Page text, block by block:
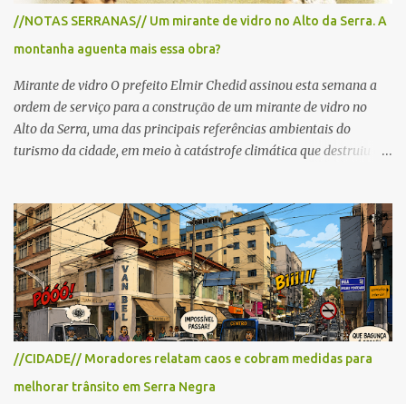
para cerca de 2.000 ciclistas, às 6h30. De acordo com o
cronograma da organização e de todas as prefeituras envolvidas,
as interdições ocorrerão de forma programada e os trechos serão
//NOTAS SERRANAS// Um mirante de vidro no Alto da Serra. A
montanha aguenta mais essa obra?
Mirante de vidro O prefeito Elmir Chedid assinou esta semana a
ordem de serviço para a construção de um mirante de vidro no
Alto da Serra, uma das principais referências ambientais do
turismo da cidade, em meio à catástrofe climática que destruiu o
ambiental nas políticas públicas. Preservação permanente O Alto
da Serra está localizado em uma das Áreas de Preservação
Permanente no município, chamadas de APP no Código Florestal
Brasileiro, Lei nº 12.651/12. As APPS são protegidas com a função
ambiental de preservar os recursos hídricos, a paisagem, a
proteção do solo e a biodiversidade para assegurar a qualidade de
vida da população. No local já estão instaladas torres de
transmissão de televisão e telefonia celular, contêineres de uso
comercial, sanitário público, pequenas construções e uma rampa
//CIDADE// Moradores relatam caos e cobram medidas para
melhorar trânsito em Serra Negra